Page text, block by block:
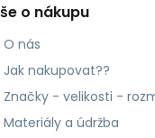
o nákupu
O nás
Jak nakupovat??
Značky - velikosti -
Materiály a údržba